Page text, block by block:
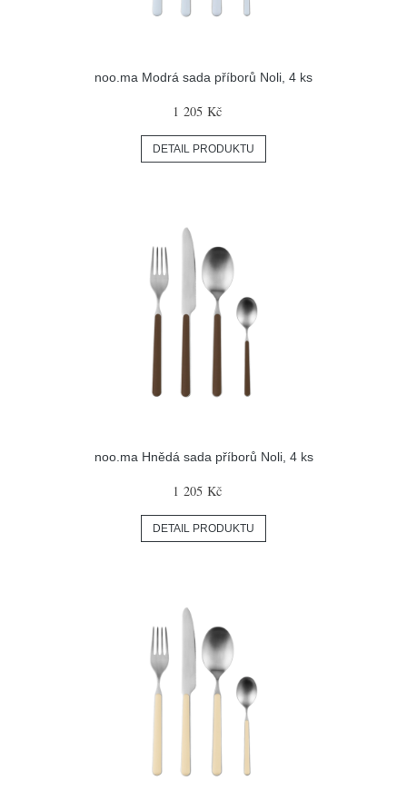
noo.ma Modrá sada příborů Noli, 4 ks
1 205 Kč
DETAIL PRODUKTU
noo.ma Hnědá sada příborů Noli, 4 ks
1 205 Kč
DETAIL PRODUKTU